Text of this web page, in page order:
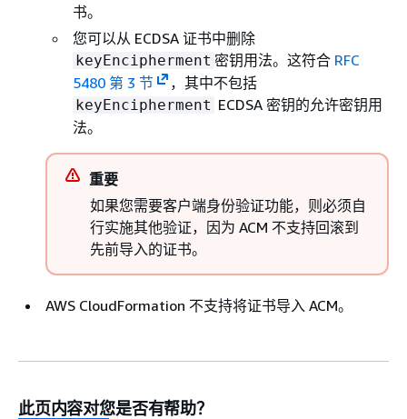
书。
您可以从 ECDSA 证书中删除
keyEncipherment 密钥用法。这符合 RFC
5480 第 3 节
，其中不包括
keyEncipherment ECDSA 密钥的允许密钥用
法。
重要
如果您需要客户端身份验证功能，则必须自
行实施其他验证，因为 ACM 不支持回滚到
先前导入的证书。
AWS CloudFormation 不支持将证书导入 ACM。
此页内容对您是否有帮助？